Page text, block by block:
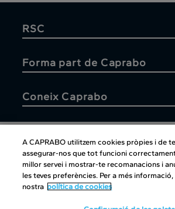
RSC
Forma part de Caprabo
Coneix Caprabo
Atenció al
A CAPRABO utilitzem cookies pròpies i de
assegurar-nos que tot funcioni
millor servei i mostrar-te recomanacions i
les teves preferències. Per a més
nostra política de cookies